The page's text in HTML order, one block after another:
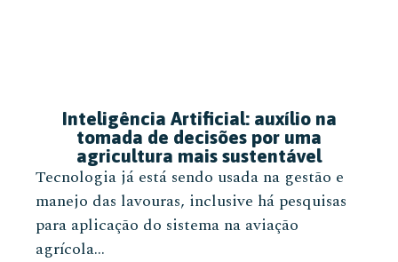
Inteligência Artificial: auxílio na
tomada de decisões por uma
agricultura mais sustentável
Tecnologia já está sendo usada na gestão e
manejo das lavouras, inclusive há pesquisas
para aplicação do sistema na aviação
agrícola...